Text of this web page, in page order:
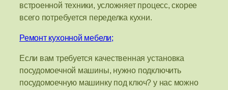
встроенной техники, усложняет процесс, скорее
всего потребуется переделка кухни.
Ремонт кухонной мебели;
Если вам требуется качественная установка
посудомоечной машины, нужно подключить
посудомоечную машинку под ключ? у нас можно